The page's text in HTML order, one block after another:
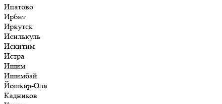
Ипатово
Ирбит
Иркутск
Исилькуль
Искитим
Истра
Ишим
Ишимбай
Йошкар-Ола
Кадников